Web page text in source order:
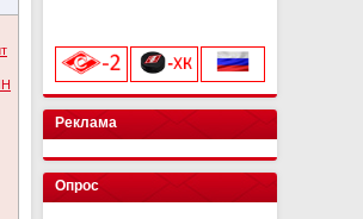
Реклама
Опрос